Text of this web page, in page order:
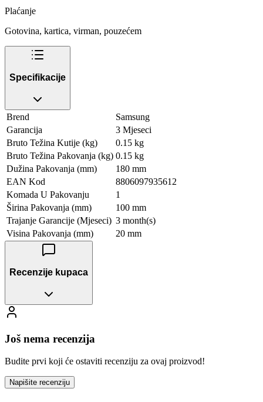
Plaćanje
Gotovina, kartica, virman, pouzećem
Specifikacije
Brend
Samsung
Garancija
3 Mjeseci
Bruto Težina Kutije (kg)
0.15 kg
Bruto Težina Pakovanja (kg) 0.15 kg
Dužina Pakovanja (mm)
180 mm
EAN Kod
8806097935612
Komada U Pakovanju
1
Širina Pakovanja (mm)
100 mm
Trajanje Garancije (Mjeseci) 3 month(s)
Visina Pakovanja (mm)
20 mm
Recenzije kupaca
Još nema recenzija
Budite prvi koji će ostaviti recenziju za ovaj proizvod!
Napišite recenziju